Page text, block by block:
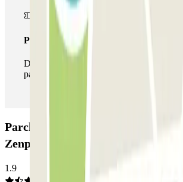
Pass illlimitato
Durante il tuo soggiorno potrai entrare e
parcheggio tutte le volte che vorrai.
Parcheggio Institut Pasteur - Gare
Zenpark: Opinioni
1.9